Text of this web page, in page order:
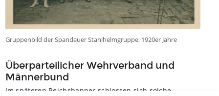
Gruppenbild der Spandauer Stahlhelmgruppe, 1920er Jahre
Überparteilicher Wehrverband und
Männerbund
Im späteren Reichsbanner schlossen sich solche